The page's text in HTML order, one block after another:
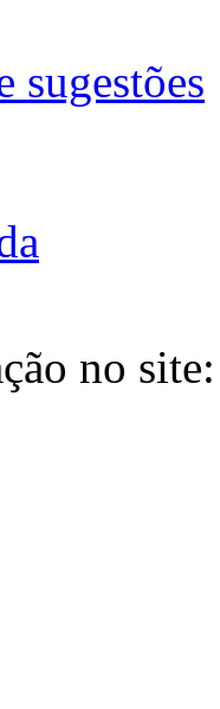
sugestões
no